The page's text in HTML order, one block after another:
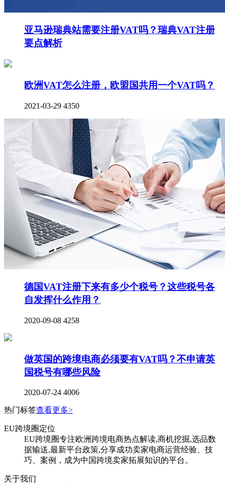
亚马逊瑞典站需要注册VAT吗？瑞典VAT注册
要点解析
欧洲VAT怎么注册，欧盟国共用一个VAT吗？
2021-03-29 4350
德国VAT注册下来有多少个税号？这些税号各
自发挥什么作用？
2020-09-08 4258
做英国的跨境电商必须要有VAT吗？不申请英
国税号有哪些风险
2020-07-24 4006
热门标签查看更多>
EU跨境圈定位
EU跨境圈专注欧洲跨境电商热点解读,商机挖掘,选品数
据输送,最新平台政策,分享成功卖家电商运营经验、技
巧、案例，成为中国跨境卖家拓展知识的平台。
关于我们